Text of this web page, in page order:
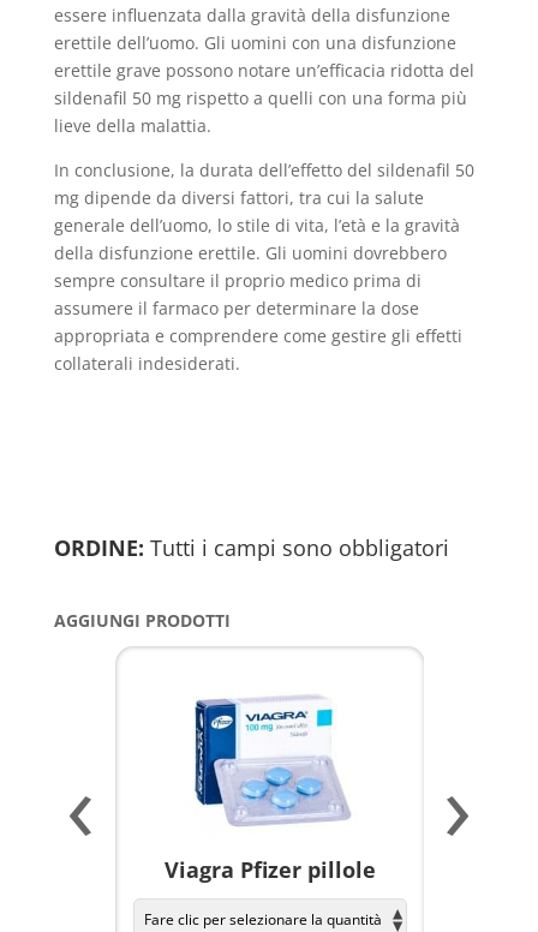
essere influenzata dalla gravità della disfunzione
erettile dell’uomo. Gli uomini con una disfunzione
erettile grave possono notare un’efficacia ridotta del
sildenafil 50 mg rispetto a quelli con una forma più
lieve della malattia.
In conclusione, la durata dell’effetto del sildenafil 50
mg dipende da diversi fattori, tra cui la salute
generale dell’uomo, lo stile di vita, l’età e la gravità
della disfunzione erettile. Gli uomini dovrebbero
sempre consultare il proprio medico prima di
assumere il farmaco per determinare la dose
appropriata e comprendere come gestire gli effetti
collaterali indesiderati.
ORDINE: Tutti i campi sono obbligatori
AGGIUNGI PRODOTTI
Viagra Pfizer pillole
‹ ›